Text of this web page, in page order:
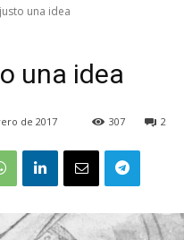
una idea
una idea
de 2017 2
307